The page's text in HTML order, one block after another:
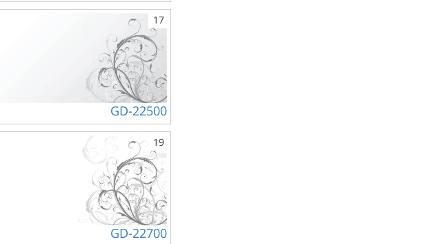
GD-22500
17
GD-22700
19